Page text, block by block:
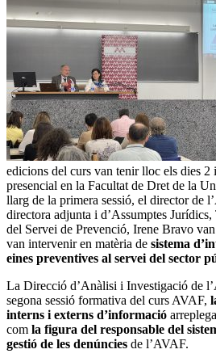
edicions del curs van tenir lloc els dies 2
presencial en la Facultat de Dret de la
llarg de la primera sessió, el director de
directora adjunta i d’Assumptes
del Servei de Prevenció, Irene Bravo
van intervenir en matèria de sistema
eines preventives al servei del sector
La Direcció d’Anàlisi i Investigació de
segona sessió formativa del curs AVAF,
interns i externs d’informació
com la figura del responsable del
gestió de les denúncies de l’AVAF.